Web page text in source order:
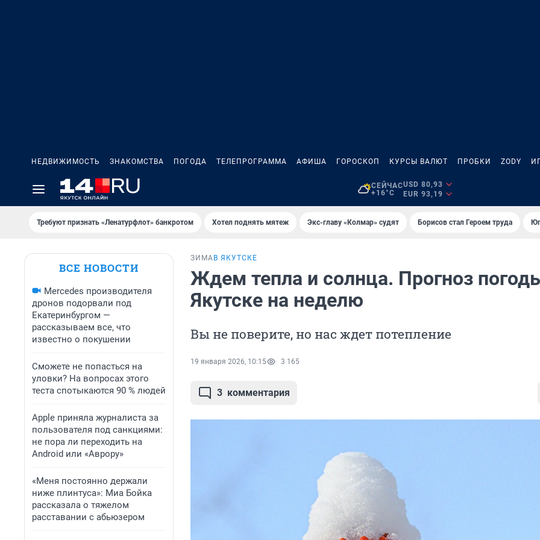
НЕДВИЖИМОСТЬ ЗНАКОМСТВА ПОГОДА ТЕЛЕПРОГРАММА АФИША ГОРОСКОП КУРСЫ ВАЛЮТ ПРОБКИ ZODY
СЕЙЧАС
+16°C
USD 80,93
EUR 93,19
Требуют признать «Ленатурфлот» банкротом Хотел поднять мятеж Экс-главу «Колмар» судят Борисов стал Героем труда
ВСЕ НОВОСТИ
Mercedes производителя
дронов подорвали под
Екатеринбургом —
рассказываем все, что
известно о покушении
Сможете не попасться на
уловки? На вопросах этого
теста спотыкаются 90 % людей
Apple приняла журналиста за
пользователя под санкциями:
не пора ли переходить на
Android или «Аврору»
«Меня постоянно держали
ниже плинтуса»: Миа Бойка
рассказала о тяжелом
расставании с абьюзером
ЗИМА В ЯКУТСКЕ
Ждем тепла и солнца. Прогноз
Якутске на неделю
Вы не поверите, но нас ждет потепление
19 января 2026, 10:15 3 165
3 комментария